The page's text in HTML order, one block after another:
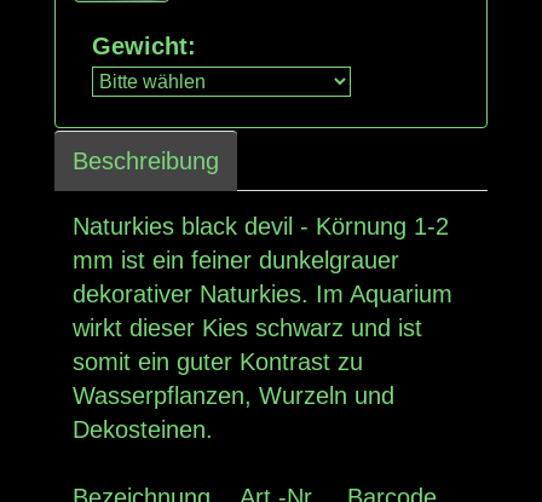
Gewicht:
Beschreibung
Naturkies black devil - Körnung 1-2
mm ist ein feiner dunkelgrauer
dekorativer Naturkies. Im Aquarium
wirkt dieser Kies schwarz und ist
somit ein guter Kontrast zu
Wasserpflanzen, Wurzeln und
Dekosteinen.